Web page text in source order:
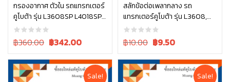
กรองอากาศ ตัวใน รถแทรกเตอร์
คูโบต้า รุ่น L3608SP L4018SP
L4708SP W9501-31090B
Original
was:
฿360.00.
฿360.00 Current
is:
฿360.00.
฿342.00
หยิบใส่ตะกร้า
สลักข้อต่อเพลากลาง รถ
แทรกเตอร์คูโบต้า รุ่น L3608,
L4018, L4708, L5018 05411-
00430
Original
was:
฿10.00.
฿10.00 Current
is:
฿10.00.
฿9.50
หยิบใส่ตะกร้า
Sale! Sale!